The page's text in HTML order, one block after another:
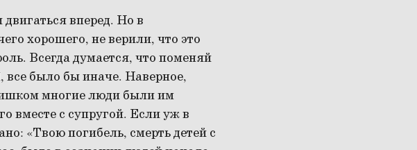
вперед. Но в
хорошего, не верили, что это
Всегда думается, что поменяй
все было бы иначе. Наверное,
многие люди были им
вместе с супругой. Если уж в
«Твою погибель, смерть детей с